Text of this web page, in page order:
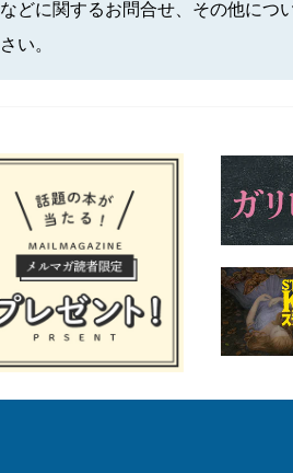
などに関するお問合せ、その他につ
さい。